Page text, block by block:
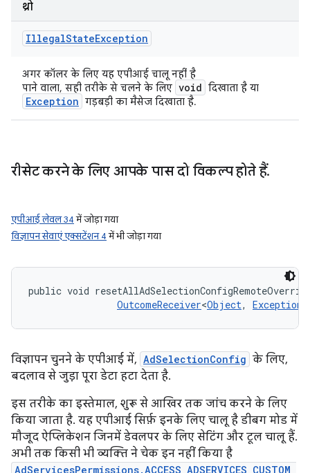
थ्रो
IllegalStateException
अगर कॉलर के लिए यह एपीआई चालू नहीं है
पाने वाला, सही तरीके से चलने के लिए void दिखाता है या
Exception गड़बड़ी का मैसेज दिखाता है.
रीसेट करने के लिए आपके पास दो विकल्प होते हैं.
एपीआई लेवल 34में जोड़ा गया
विज्ञापन सेवाएं एक्सटेंशन 4में भी जोड़ा गया
public void
OutcomeReceiver<Object, Exception
विज्ञापन चुनने के एपीआई में, AdSelectionConfig के लिए,
बदलाव से जुड़ा पूरा डेटा हटा देता है.
इस तरीके का इस्तेमाल, शुरू से आखिर तक जांच करने के लिए
किया जाता है. यह एपीआई सिर्फ़ इनके लिए चालू है डीबग मोड में
मौजूद ऐप्लिकेशन जिनमें डेवलपर के लिए सेटिंग और टूल चालू हैं.
अभी तक किसी भी व्यक्ति ने चेक इन नहीं किया है
AdServicesPermissions.ACCESS_ADSERVICES_CUSTOM_